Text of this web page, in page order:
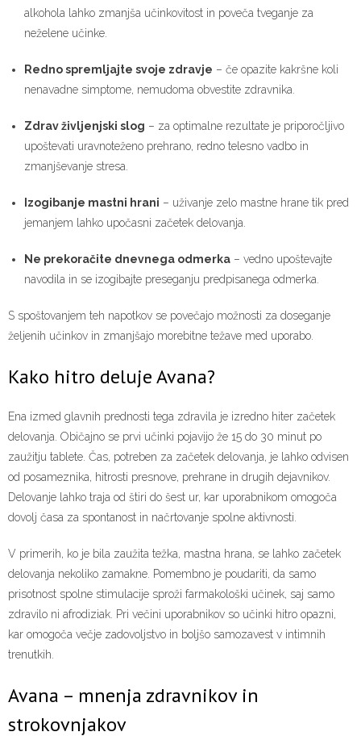
alkohola lahko zmanjša učinkovitost in poveča tveganje za
neželene učinke.
Redno spremljajte svoje zdravje – če opazite kakršne koli
nenavadne simptome, nemudoma obvestite zdravnika.
Zdrav življenjski slog – za optimalne rezultate je priporočljivo
upoštevati uravnoteženo prehrano, redno telesno vadbo in
zmanjševanje stresa.
Izogibanje mastni hrani – uživanje zelo mastne hrane tik pred
jemanjem lahko upočasni začetek delovanja.
Ne prekoračite dnevnega odmerka – vedno upoštevajte
navodila in se izogibajte preseganju predpisanega odmerka.
S spoštovanjem teh napotkov se povečajo možnosti za doseganje
željenih učinkov in zmanjšajo morebitne težave med uporabo.
Kako hitro deluje Avana?
Ena izmed glavnih prednosti tega zdravila je izredno hiter začetek
delovanja. Običajno se prvi učinki pojavijo že 15 do 30 minut po
zaužitju tablete. Čas, potreben za začetek delovanja, je lahko odvisen
od posameznika, hitrosti presnove, prehrane in drugih dejavnikov.
Delovanje lahko traja od štiri do šest ur, kar uporabnikom omogoča
dovolj časa za spontanost in načrtovanje spolne aktivnosti.
V primerih, ko je bila zaužita težka, mastna hrana, se lahko začetek
delovanja nekoliko zamakne. Pomembno je poudariti, da samo
prisotnost spolne stimulacije sproži farmakološki učinek, saj samo
zdravilo ni afrodiziak. Pri večini uporabnikov so učinki hitro opazni,
kar omogoča večje zadovoljstvo in boljšo samozavest v intimnih
trenutkih.
Avana – mnenja zdravnikov in
strokovnjakov